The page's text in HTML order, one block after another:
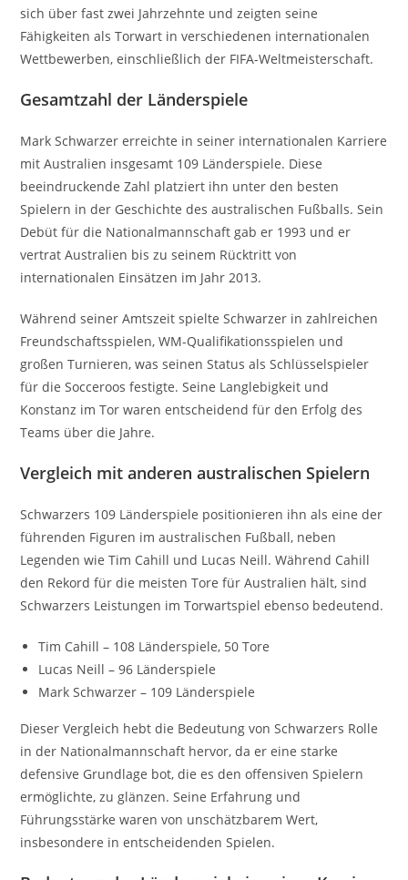
sich über fast zwei Jahrzehnte und zeigten seine
Fähigkeiten als Torwart in verschiedenen internationalen
Wettbewerben, einschließlich der FIFA-Weltmeisterschaft.
Gesamtzahl der Länderspiele
Mark Schwarzer erreichte in seiner internationalen Karriere
mit Australien insgesamt 109 Länderspiele. Diese
beeindruckende Zahl platziert ihn unter den besten
Spielern in der Geschichte des australischen Fußballs. Sein
Debüt für die Nationalmannschaft gab er 1993 und er
vertrat Australien bis zu seinem Rücktritt von
internationalen Einsätzen im Jahr 2013.
Während seiner Amtszeit spielte Schwarzer in zahlreichen
Freundschaftsspielen, WM-Qualifikationsspielen und
großen Turnieren, was seinen Status als Schlüsselspieler
für die Socceroos festigte. Seine Langlebigkeit und
Konstanz im Tor waren entscheidend für den Erfolg des
Teams über die Jahre.
Vergleich mit anderen australischen Spielern
Schwarzers 109 Länderspiele positionieren ihn als eine der
führenden Figuren im australischen Fußball, neben
Legenden wie Tim Cahill und Lucas Neill. Während Cahill
den Rekord für die meisten Tore für Australien hält, sind
Schwarzers Leistungen im Torwartspiel ebenso bedeutend.
Tim Cahill – 108 Länderspiele, 50 Tore
Lucas Neill – 96 Länderspiele
Mark Schwarzer – 109 Länderspiele
Dieser Vergleich hebt die Bedeutung von Schwarzers Rolle
in der Nationalmannschaft hervor, da er eine starke
defensive Grundlage bot, die es den offensiven Spielern
ermöglichte, zu glänzen. Seine Erfahrung und
Führungsstärke waren von unschätzbarem Wert,
insbesondere in entscheidenden Spielen.